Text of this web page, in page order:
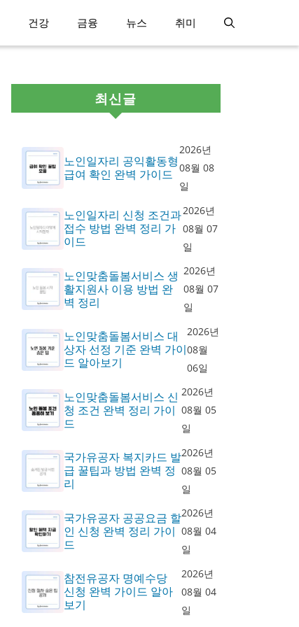
건강 금융 뉴스 취미
최신글
노인일자리 공익활동형
급여 확인 완벽 가이드
2026년
08월 08
일
노인일자리 신청 조건과
접수 방법 완벽 정리 가
이드
2026년
08월 07
일
노인맞춤돌봄서비스 생
활지원사 이용 방법 완
벽 정리
2026년
08월 07
일
노인맞춤돌봄서비스 대
상자 선정 기준 완벽 가이
드 알아보기
2026년
08월
06일
노인맞춤돌봄서비스 신
청 조건 완벽 정리 가이
드
2026년
08월 05
일
국가유공자 복지카드 발
급 꿀팁과 방법 완벽 정
리
2026년
08월 05
일
국가유공자 공공요금 할
인 신청 완벽 정리 가이
드
2026년
08월 04
일
참전유공자 명예수당
신청 완벽 가이드 알아
보기
2026년
08월 04
일